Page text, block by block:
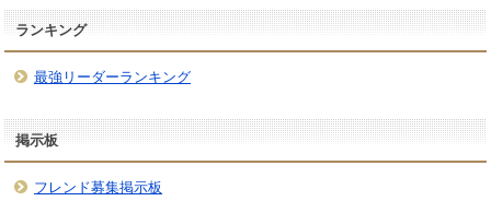
ランキング
最強リーダーランキング
掲示板
フレンド募集掲示板